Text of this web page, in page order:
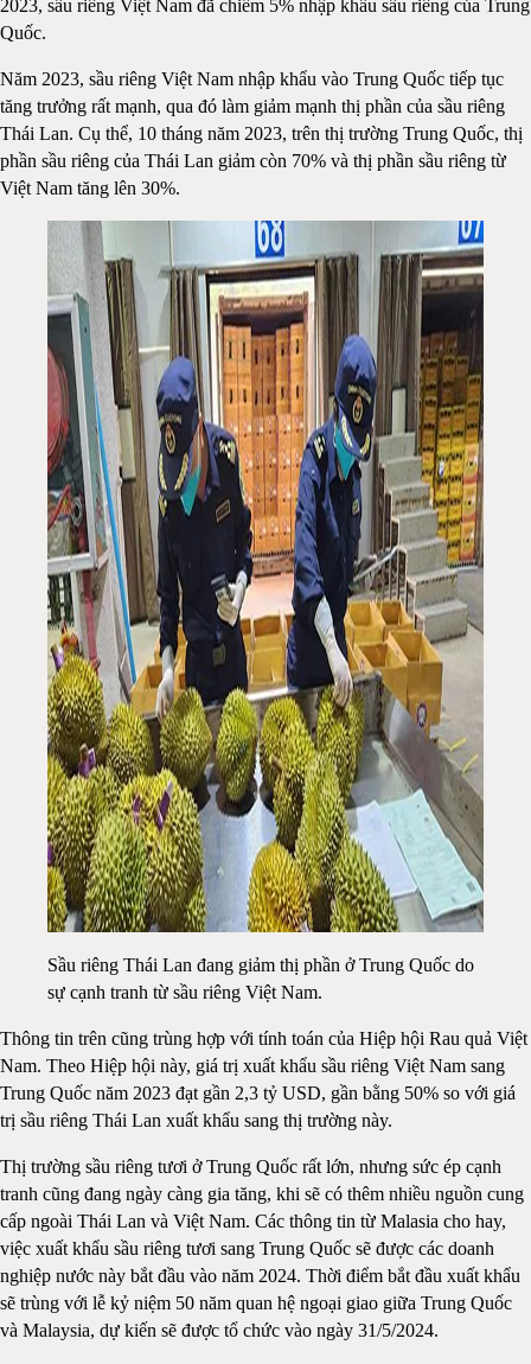
2023, sầu riêng Việt Nam đã chiếm 5% nhập khẩu sầu riêng của Trung
Quốc.
Năm 2023, sầu riêng Việt Nam nhập khẩu vào Trung Quốc tiếp tục
tăng trưởng rất mạnh, qua đó làm giảm mạnh thị phần của sầu riêng
Thái Lan. Cụ thể, 10 tháng năm 2023, trên thị trường Trung Quốc, thị
phần sầu riêng của Thái Lan giảm còn 70% và thị phần sầu riêng từ
Việt Nam tăng lên 30%.
Sầu riêng Thái Lan đang giảm thị phần ở Trung Quốc do
sự cạnh tranh từ sầu riêng Việt Nam.
Thông tin trên cũng trùng hợp với tính toán của Hiệp hội Rau quả Việt
Nam. Theo Hiệp hội này, giá trị xuất khẩu sầu riêng Việt Nam sang
Trung Quốc năm 2023 đạt gần 2,3 tỷ USD, gần bằng 50% so với giá
trị sầu riêng Thái Lan xuất khẩu sang thị trường này.
Thị trường sầu riêng tươi ở Trung Quốc rất lớn, nhưng sức ép cạnh
tranh cũng đang ngày càng gia tăng, khi sẽ có thêm nhiều nguồn cung
cấp ngoài Thái Lan và Việt Nam. Các thông tin từ Malasia cho hay,
việc xuất khẩu sầu riêng tươi sang Trung Quốc sẽ được các doanh
nghiệp nước này bắt đầu vào năm 2024. Thời điểm bắt đầu xuất khẩu
sẽ trùng với lễ kỷ niệm 50 năm quan hệ ngoại giao giữa Trung Quốc
và Malaysia, dự kiến sẽ được tổ chức vào ngày 31/5/2024.